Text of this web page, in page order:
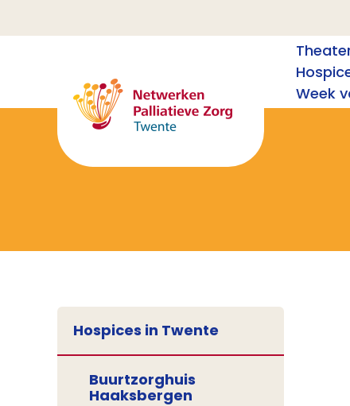
Week
Hospices in Twente
Buurtzorghuis
Haaksbergen